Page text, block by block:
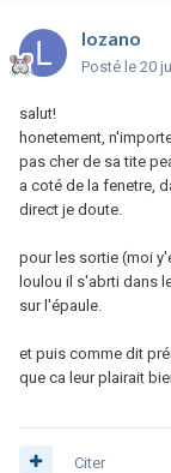
lozano
Posté le 20
salut!
honetement,
pas cher de sa tite
a coté de la fenetre,
direct je doute.
pour les sortie (moi
loulou il s'abrti dans
sur l'épaule.
et puis comme dit
que ca leur plairait
Citer